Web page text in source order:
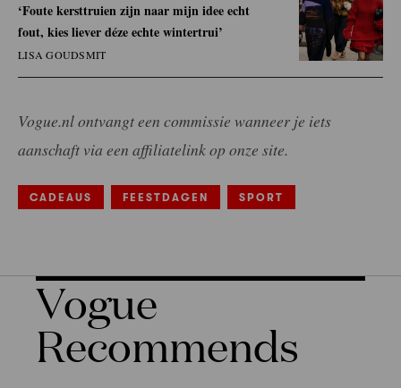
‘Foute kersttruien zijn naar mijn idee echt
fout, kies liever déze echte wintertrui’
LISA GOUDSMIT
Vogue.nl ontvangt een commissie wanneer je iets
aanschaft via een affiliatelink op onze site.
CADEAUS FEESTDAGEN SPORT
Vogue
Recommends